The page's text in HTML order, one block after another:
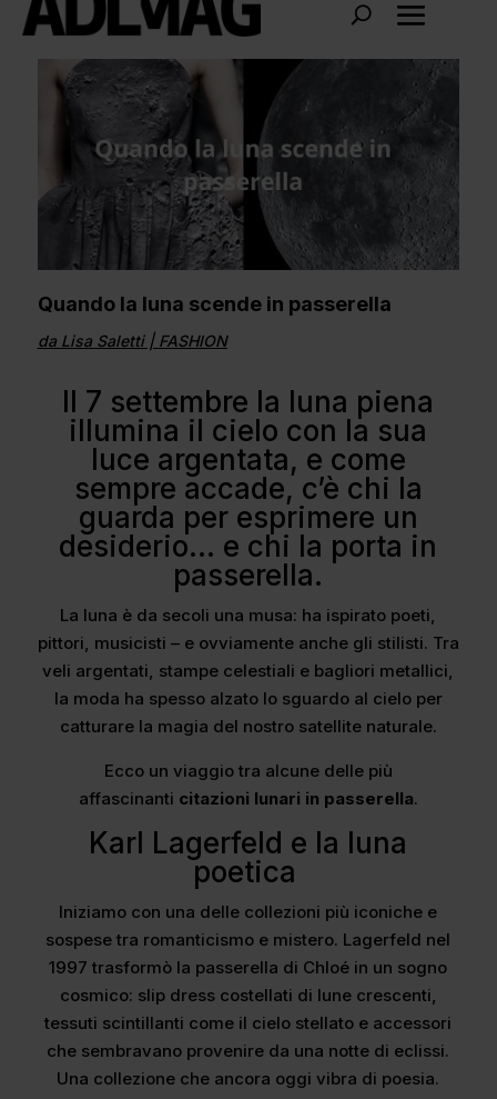
Quando la luna scende in passerella
da Lisa Saletti| FASHION
Il 7 settembre la luna piena
illumina il cielo con la sua
luce argentata, e come
sempre accade, c’è chi la
guarda per esprimere un
desiderio… e chi la porta in
passerella.
La luna è da secoli una musa: ha ispirato poeti,
pittori, musicisti – e ovviamente anche gli stilisti. Tra
veli argentati, stampe celestiali e bagliori metallici,
la moda ha spesso alzato lo sguardo al cielo per
catturare la magia del nostro satellite naturale.
Ecco un viaggio tra alcune delle più
affascinanti citazioni lunari in passerella.
Karl Lagerfeld e la luna
poetica
Iniziamo con una delle collezioni più iconiche e
sospese tra romanticismo e mistero. Lagerfeld nel
1997 trasformò la passerella di Chloé in un sogno
cosmico: slip dress costellati di lune crescenti,
tessuti scintillanti come il cielo stellato e accessori
che sembravano provenire da una notte di eclissi.
Una collezione che ancora oggi vibra di poesia.